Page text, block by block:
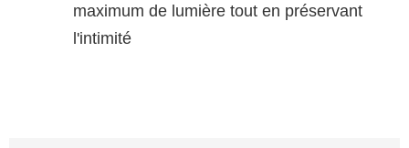
maximum de lumière tout en préservant
l'intimité